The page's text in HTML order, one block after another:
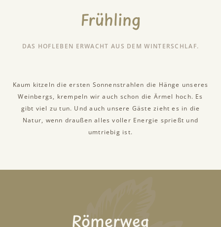
Frühling
DAS HOFLEBEN ERWACHT AUS DEM WINTERSCHLAF.
Kaum kitzeln die ersten Sonnenstrahlen die Hänge unseres
Weinbergs, krempeln wir auch schon die Ärmel hoch. Es
gibt viel zu tun. Und auch unsere Gäste zieht es in die
Natur, wenn draußen alles voller Energie sprießt und
umtriebig ist.